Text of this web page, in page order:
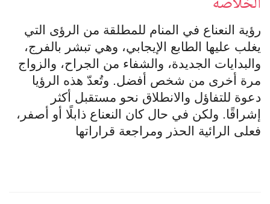
رؤية النعناع في المنام للمطلقة من الرؤى التي
يغلب عليها الطابع الإيجابي، وهي تبشر بالفرج،
والبدايات الجديدة، والشفاء من الجراح، والزواج
مرة أخرى من شخص أفضل. وتُعدّ هذه الرؤيا
دعوة للتفاؤل والانطلاق نحو مستقبل أكثر
إشراقًا. ولكن في حال كان النعناع ذابلًا أو أصفر،
فعلى الرائية الحذر ومراجعة قراراتها